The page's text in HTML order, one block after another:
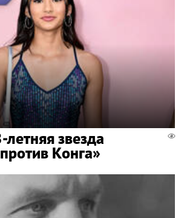
звезда
Конга»